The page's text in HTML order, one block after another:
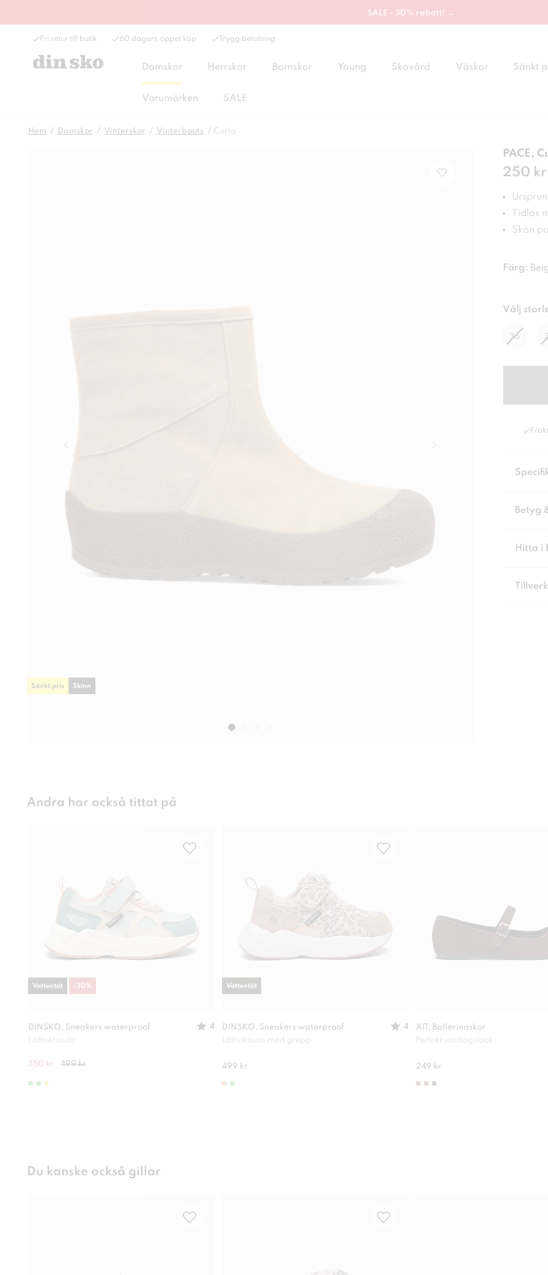
SALE - 30% rabatt! →
Fri retur till butik 60 dagars öppet köp Trygg betalning
Damskor Herrskor Barnskor Young Skovård Väskor Sänkt
Varumärken SALE
Hem Damskor Vinterskor Vinterboots Curla
Sänkt pris Skinn
PACE,
Pris:
250 kr
Tidlös
Skön
Färg:
Välj
36
Betyg
Hitta i
Andra har också tittat på
DINSKO, Sneakers waterproof
4
Lättviktssula
350 kr 499 kr
Vattentät -30%
DINSKO, Sneakers waterproof
4
Lättviktsula med grepp
499 kr
Vattentät
XIT, Ballerinaskor
Perfekt vardagslook
249 kr
Du kanske också gillar